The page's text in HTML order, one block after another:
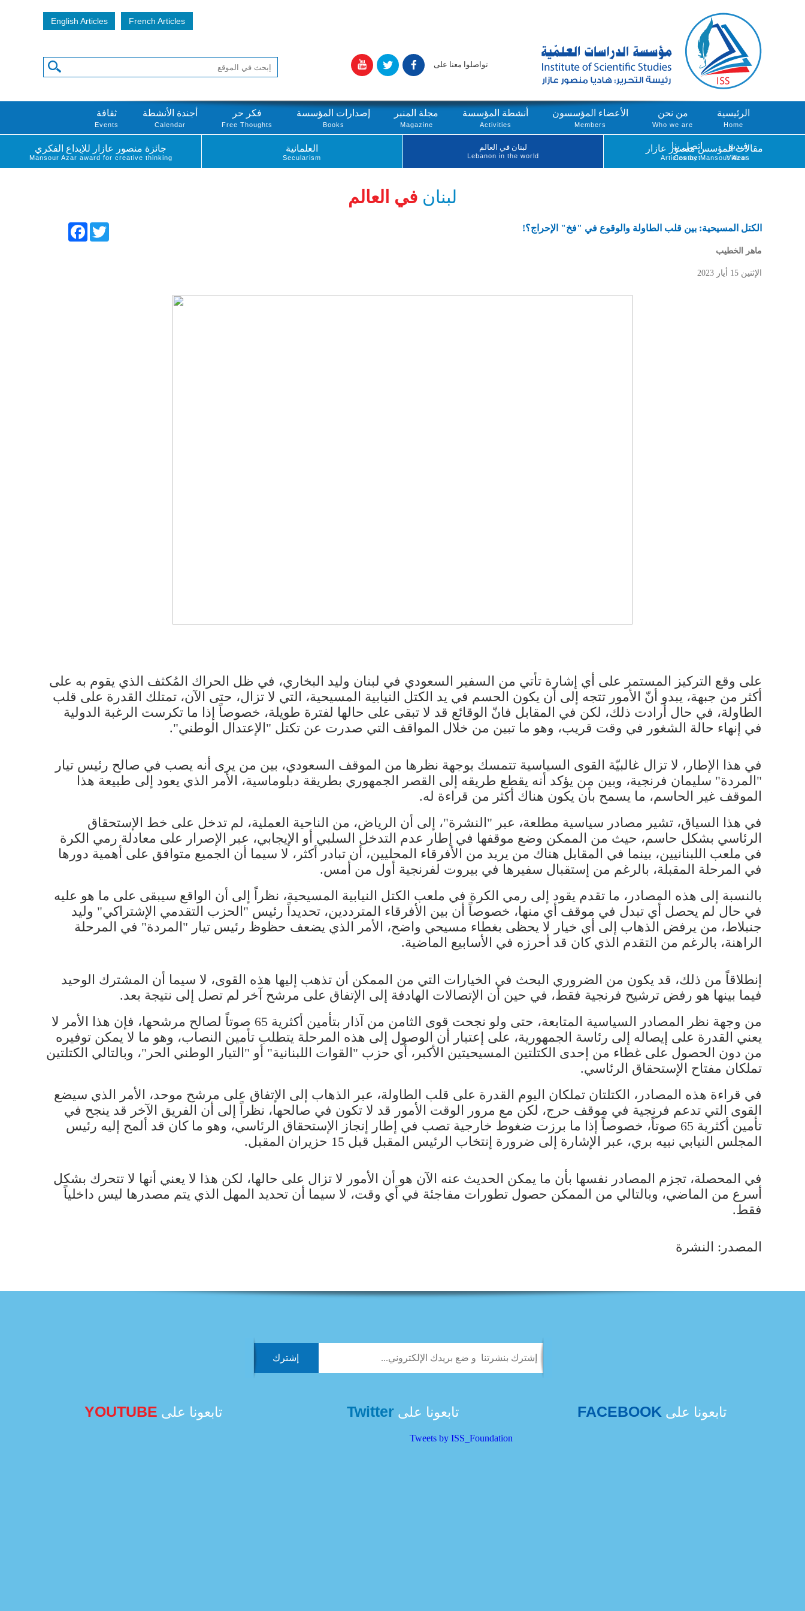
English Articles French Articles
تواصلوا معنا على
الرئيسية
Home
من نحن
Who we are
الأعضاء المؤسسون
Members
أنشطة المؤسسة
Activities
مجلة المنبر
Magazine
إصدارات المؤسسة
Books
فكر حر
Free Thoughts
أجندة الأنشطة
Calendar
ثقافة
Events
فيديو
Videos
اتصل بنا
Contact
مقالات المؤسس منصور عازار
Articles by Mansour Azar
لبنان في العالم
Lebanon in the world
العلمانية
Secularism
جائزة منصور عازار للإبداع الفكري
Mansour Azar award for creative thinking
لبنان في العالم
FacebookTwitter الكتل المسيحية: بين قلب الطاولة والوقوع في "فخ" الإحراج؟!
ماهر الخطيب
الإثنين 15 أيار 2023
على وقع التركيز المستمر على أي إشارة تأتي من السفير السعودي في لبنان ​وليد البخاري​، في ظل الحراك المُكثف الذي يقوم به على
أكثر من جبهة، يبدو أنّ الأمور تتجه إلى أن يكون الحسم في يد ​الكتل النيابية​ المسيحية، التي لا تزال، حتى الآن، تمتلك القدرة على قلب
الطاولة، في حال أرادت ذلك، لكن في المقابل فانّ الوقائع قد لا تبقى على حالها لفترة طويلة، خصوصاً إذا ما تكرست الرغبة الدولية
في إنهاء حالة الشغور في وقت قريب، وهو ما تبين من خلال المواقف التي صدرت عن تكتل "الإعتدال الوطني".
في هذا الإطار، لا تزال غالبيّة القوى السياسية تتمسك بوجهة نظرها من الموقف السعودي، بين من يرى أنه يصب في صالح رئيس تيار
"المردة" ​سليمان فرنجية​، وبين من يؤكد أنه يقطع طريقه إلى القصر الجمهوري بطريقة دبلوماسية، الأمر الذي يعود إلى طبيعة هذا
الموقف غير الحاسم، ما يسمح بأن يكون هناك أكثر من قراءة له.
في هذا السياق، تشير مصادر سياسية مطلعة، عبر "النشرة"، إلى أن الرياض، من الناحية العملية، لم تدخل على خط ​الإستحقاق
الرئاسي​ بشكل حاسم، حيث من الممكن وضع موقفها في إطار عدم التدخل السلبي أو الإيجابي، عبر الإصرار على معادلة رمي الكرة
في ملعب اللبنانيين، بينما في المقابل هناك من يريد من الأفرقاء المحليين، أن تبادر أكثر، لا سيما أن الجميع متوافق على أهمية دورها
في المرحلة المقبلة، بالرغم من إستقبال سفيرها في بيروت لفرنجية أول من أمس.
بالنسبة إلى هذه المصادر، ما تقدم يقود إلى رمي الكرة في ملعب الكتل النيابية المسيحية، نظراً إلى أن الواقع سيبقى على ما هو عليه
في حال لم يحصل أي تبدل في موقف أي منها، خصوصاً أن بين الأفرقاء المترددين، تحديداً رئيس "الحزب التقدمي الإشتراكي" ​وليد
جنبلاط​، من يرفض الذهاب إلى أي خيار لا يحظى بغطاء مسيحي واضح، الأمر الذي يضعف حظوظ رئيس تيار "المردة" في المرحلة
الراهنة، بالرغم من التقدم الذي كان قد أحرزه في الأسابيع الماضية.
إنطلاقاً من ذلك، قد يكون من الضروري البحث في الخيارات التي من الممكن أن تذهب إليها هذه القوى، لا سيما أن المشترك الوحيد
فيما بينها هو رفض ترشيح فرنجية فقط، في حين أن الإتصالات الهادفة إلى الإتفاق على مرشح آخر لم تصل إلى نتيجة بعد.
من وجهة نظر المصادر السياسية المتابعة، حتى ولو نجحت قوى الثامن من آذار بتأمين أكثرية 65 صوتاً لصالح مرشحها، فإن هذا الأمر لا
يعني القدرة على إيصاله إلى رئاسة الجمهورية، على إعتبار أن الوصول إلى هذه المرحلة يتطلب تأمين النصاب، وهو ما لا يمكن توفيره
من دون الحصول على غطاء من إحدى الكتلتين المسيحيتين الأكبر، أي حزب "القوات اللبنانية" أو "​التيار الوطني الحر​"، وبالتالي الكتلتين
تملكان مفتاح الإستحقاق الرئاسي.
في قراءة هذه المصادر، الكتلتان تملكان اليوم القدرة على قلب الطاولة، عبر الذهاب إلى الإتفاق على مرشح موحد، الأمر الذي سيضع
القوى التي تدعم فرنجية في موقف حرج، لكن مع مرور الوقت الأمور قد لا تكون في صالحها، نظراً إلى أن الفريق الآخر قد ينجح في
تأمين أكثرية 65 صوتاً، خصوصاً إذا ما برزت ضغوط خارجية تصب في إطار إنجاز الإستحقاق الرئاسي، وهو ما كان قد ألمح إليه رئيس
المجلس النيابي ​نبيه بري​، عبر الإشارة إلى ضرورة إنتخاب الرئيس المقبل قبل 15 حزيران المقبل.
في المحصلة، تجزم المصادر نفسها بأن ما يمكن الحديث عنه الآن هو أن الأمور لا تزال على حالها، لكن هذا لا يعني أنها لا تتحرك بشكل
أسرع من الماضي، وبالتالي من الممكن حصول تطورات مفاجئة في أي وقت، لا سيما أن تحديد المهل الذي يتم مصدرها ليس داخلياً
فقط.
المصدر: النشرة
تابعونا على FACEBOOK تابعونا علىTwitter
Tweets by ISS_Foundation
تابعونا على YOUTUBE